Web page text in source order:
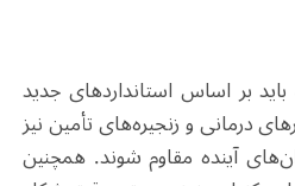
بر اساس استانداردهای جدید
درمانی و زنجیره‌های تأمین نیز
آینده مقاوم شوند. همچنین